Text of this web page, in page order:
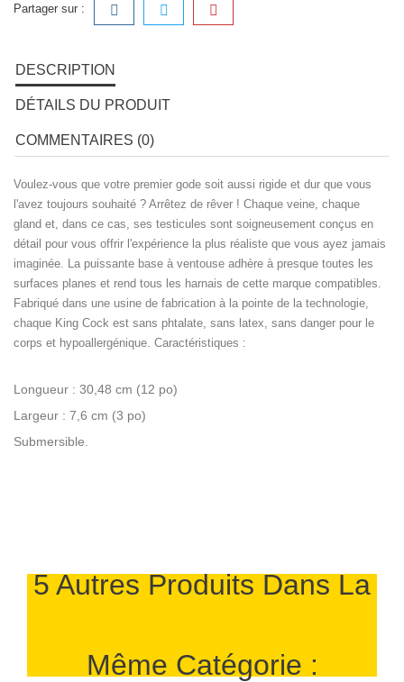
Partager sur :
DESCRIPTION
DÉTAILS DU PRODUIT
COMMENTAIRES (0)
Voulez-vous que votre premier gode soit aussi rigide et dur que vous
l'avez toujours souhaité ? Arrêtez de rêver ! Chaque veine, chaque
gland et, dans ce cas, ses testicules sont soigneusement conçus en
détail pour vous offrir l'expérience la plus réaliste que vous ayez jamais
imaginée. La puissante base à ventouse adhère à presque toutes les
surfaces planes et rend tous les harnais de cette marque compatibles.
Fabriqué dans une usine de fabrication à la pointe de la technologie,
chaque King Cock est sans phtalate, sans latex, sans danger pour le
corps et hypoallergénique. Caractéristiques :
Longueur : 30,48 cm (12 po)
Largeur : 7,6 cm (3 po)
Submersible.
5 Autres Produits Dans La
Même Catégorie :